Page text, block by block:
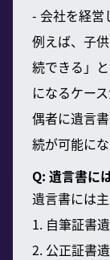
- 会社を経営
例えば、子
続できる」
になるケー
偶者に遺言
続が可能にな
Q: 遺言書に
遺言書には
1. 自筆証書
2. 公正証書